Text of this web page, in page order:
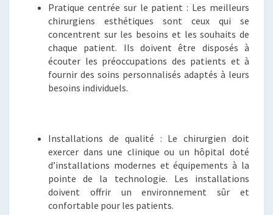
Pratique centrée sur le patient : Les meilleurs
chirurgiens esthétiques sont ceux qui se
concentrent sur les besoins et les souhaits de
chaque patient. Ils doivent être disposés à
écouter les préoccupations des patients et à
fournir des soins personnalisés adaptés à leurs
besoins individuels.
Installations de qualité : Le chirurgien doit
exercer dans une clinique ou un hôpital doté
d’installations modernes et équipements à la
pointe de la technologie. Les installations
doivent offrir un environnement sûr et
confortable pour les patients.